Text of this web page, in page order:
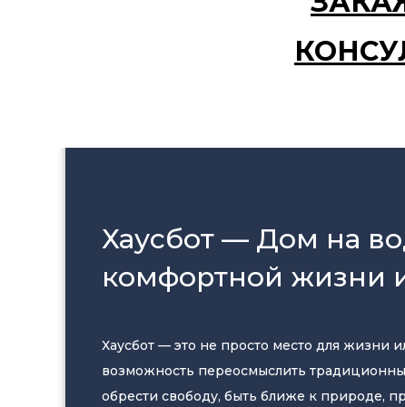
Вы выбираете размеры, конфигурацию
В соответствии с Вашими запросами и
система фильтрации забортной
система кондиционирования;
Хаусбот — это не просто место для жизни
возможность переосмыслить
обрести свободу, быть ближе к природе,
Хаусбот — Дом на
комфортной жизни